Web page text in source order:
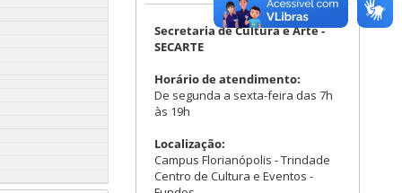
Secretaria de Cultura e Arte -
SECARTE
Horário de atendimento:
De segunda a sexta-feira das 7h
às 19h
Localização:
Campus Florianópolis - Trindade
Centro de Cultura e Eventos -